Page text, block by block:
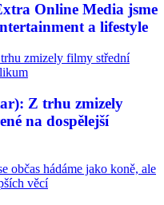
Online Media jsme
a lifestyle
Z trhu zmizely
na dospělejší